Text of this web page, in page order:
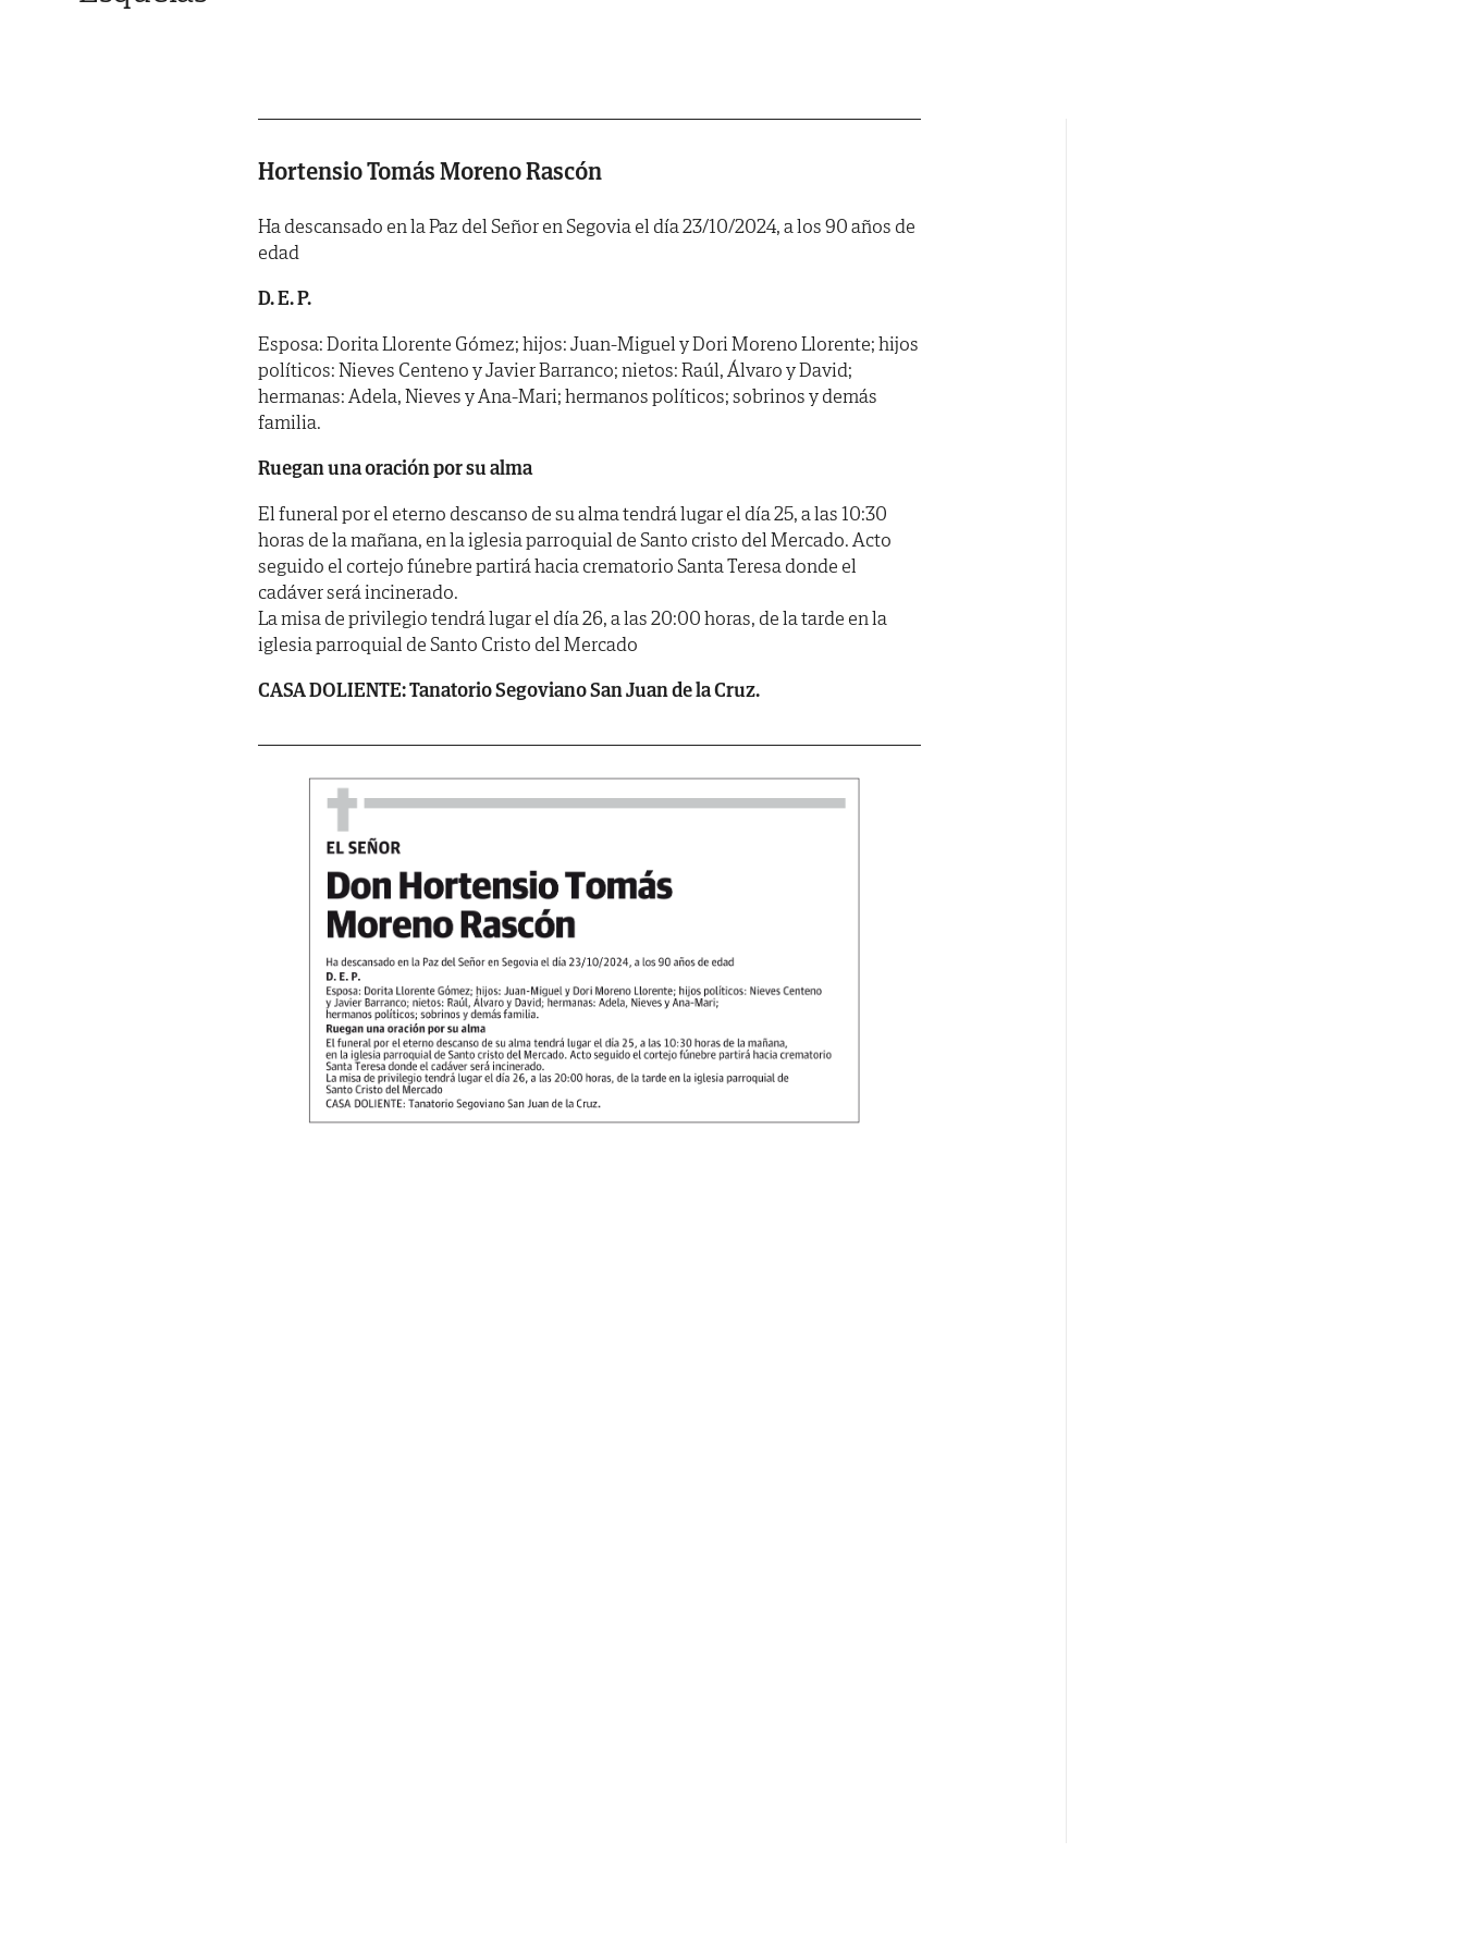
Hortensio Tomás Moreno Rascón
Ha descansado en la Paz del Señor en Segovia el día 23/10/2024, a los 90 años de
edad
D. E. P.
Esposa: Dorita Llorente Gómez; hijos: Juan-Miguel y Dori Moreno Llorente; hijos
políticos: Nieves Centeno y Javier Barranco; nietos: Raúl, Álvaro y David;
hermanas: Adela, Nieves y Ana-Mari; hermanos políticos; sobrinos y demás
familia.
Ruegan una oración por su alma
El funeral por el eterno descanso de su alma tendrá lugar el día 25, a las 10:30
horas de la mañana, en la iglesia parroquial de Santo cristo del Mercado. Acto
seguido el cortejo fúnebre partirá hacia crematorio Santa Teresa donde el
cadáver será incinerado.
La misa de privilegio tendrá lugar el día 26, a las 20:00 horas, de la tarde en la
iglesia parroquial de Santo Cristo del Mercado
CASA DOLIENTE: Tanatorio Segoviano San Juan de la Cruz.